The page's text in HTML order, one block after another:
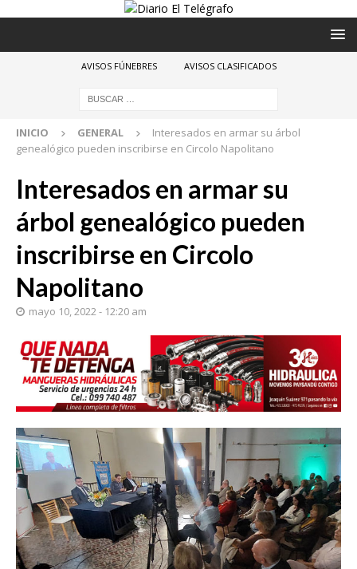
AVISOS FÚNEBRES AVISOS CLASIFICADOS
INICIO GENERAL
Interesados en armar su árbol
genealógico pueden inscribirse en Circolo Napolitano
Interesados en armar su
árbol genealógico pueden
inscribirse en Circolo
Napolitano
mayo 10, 2022 - 12:20 am